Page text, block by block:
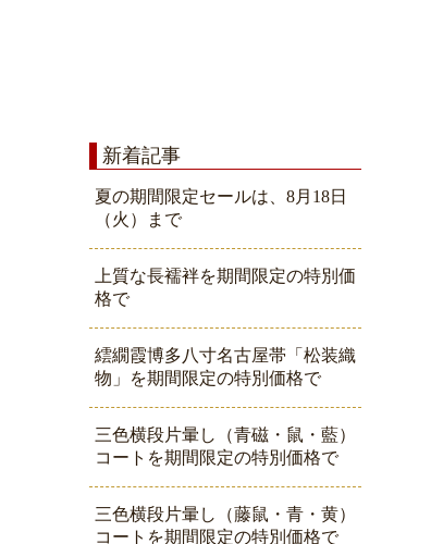
新着記事
夏の期間限定セールは、8月18日
（火）まで
上質な長襦袢を期間限定の特別価
格で
繧繝霞博多八寸名古屋帯「松装織
物」を期間限定の特別価格で
三色横段片暈し（青磁・鼠・藍）
コートを期間限定の特別価格で
三色横段片暈し（藤鼠・青・黄）
コートを期間限定の特別価格で